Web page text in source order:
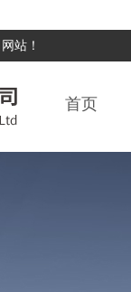
站！
首页